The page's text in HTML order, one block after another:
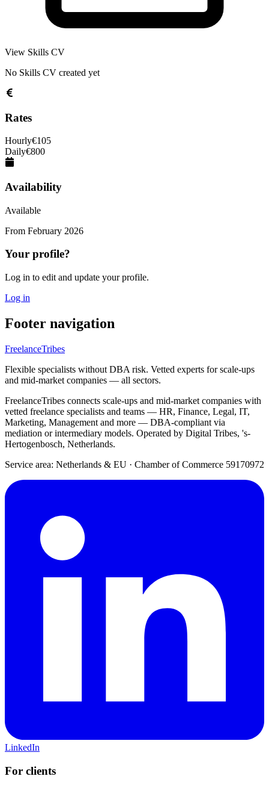
View Skills CV
No Skills CV created yet
Rates
Hourly€105
Daily€800
Availability
Available
From February 2026
Your profile?
Log in to edit and update your profile.
Log in
Footer navigation
FreelanceTribes
Flexible specialists without DBA risk. Vetted experts for scale-ups
and mid-market companies — all sectors.
FreelanceTribes connects scale-ups and mid-market companies with
vetted freelance specialists and teams — HR, Finance, Legal, IT,
Marketing, Management and more — DBA-compliant via
mediation or intermediary models. Operated by Digital Tribes, 's-
Hertogenbosch, Netherlands.
Service area: Netherlands & EU · Chamber of Commerce 59170972
LinkedIn
For clients